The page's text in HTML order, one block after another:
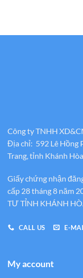
Công ty TNHH
Địa chỉ: 592 Lê Hồng
Trang, tỉnh Khánh Hòa
Giấy chứng nhận
cấp 28 tháng 8 năm
TƯ TỈNH KHÁNH
CALL US E-
My account